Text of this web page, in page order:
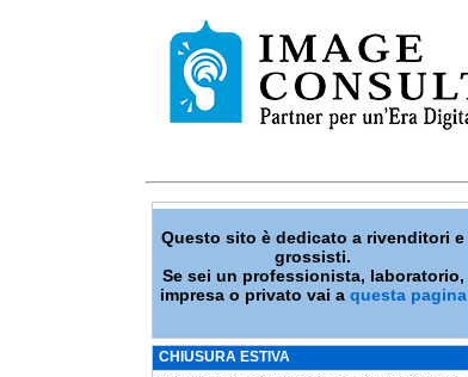
Questo sito è dedicato a rivenditori e
grossisti.
Se sei un professionista, laboratorio,
impresa o privato vai a questa pagina
CHIUSURA ESTIVA